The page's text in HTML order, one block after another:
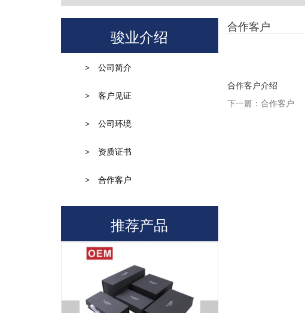
骏业介绍
> 公司简介
> 客户见证
> 公司环境
> 资质证书
> 合作客户
推荐产品
合作客户
合作客户介绍
下一篇： 合作客户
为什么数码打印和大机印刷颜色不
数码打印是RGB三色喷墨，而大机印刷是
CMYK四色网点印刷
为什么不同批次的包装纸品颜色不